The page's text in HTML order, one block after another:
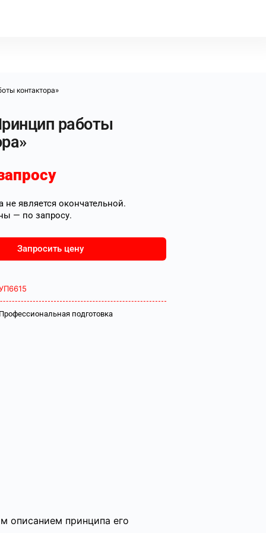
контактора»
работы
является окончательной.
— по запросу.
Запросить цену
подготовка
описанием принципа его